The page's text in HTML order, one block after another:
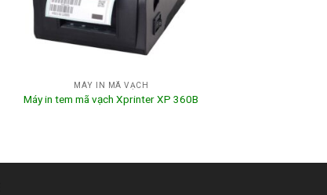
MÁY IN MÃ VẠCH
Máy in tem mã vạch Xprinter XP 360B